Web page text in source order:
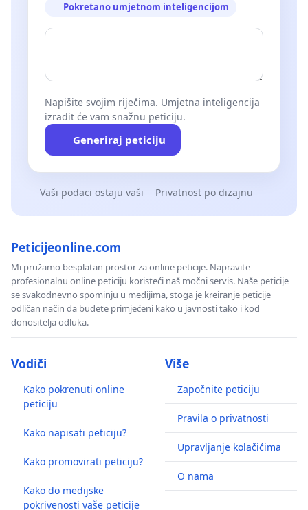
Pokretano umjetnom inteligencijom
Napišite svojim riječima. Umjetna inteligencija
izradit će vam snažnu peticiju.
Generiraj peticiju
Vaši podaci ostaju vaši Privatnost po dizajnu
Peticijeonline.com
Mi pružamo besplatan prostor za online peticije. Napravite
profesionalnu online peticiju koristeći naš močni servis. Naše peticije
se svakodnevno spominju u medijima, stoga je kreiranje peticije
odličan način da budete primjećeni kako u javnosti tako i kod
donositelja odluka.
Vodiči
Kako pokrenuti online
peticiju
Kako napisati peticiju?
Kako promovirati peticiju?
Kako do medijske
pokrivenosti vaše peticije
Više
Započnite peticiju
Pravila o privatnosti
Upravljanje kolačićima
O nama